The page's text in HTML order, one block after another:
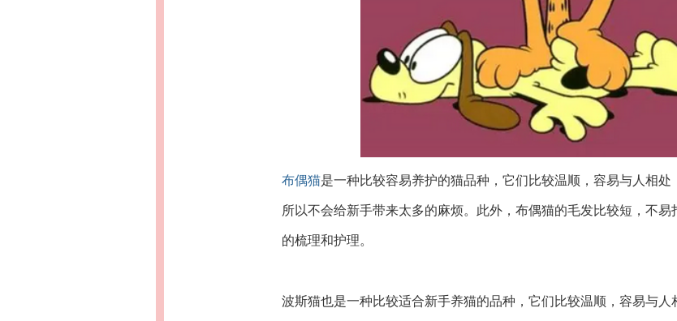
布偶猫是一种比较容易养护的猫品种，它们比较温顺，容易与人相处
所以不会给新手带来太多的麻烦。此外，布偶猫的毛发比较短，不易
的梳理和护理。
波斯猫也是一种比较适合新手养猫的品种，它们比较温顺，容易与人